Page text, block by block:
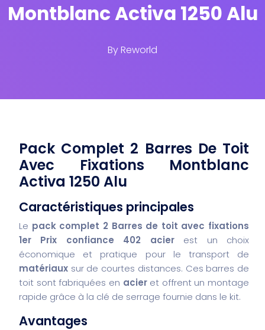
Montblanc Activa 1250 Alu
ByReworld
Pack Complet 2 Barres De Toit
Avec Fixations Montblanc
Activa 1250 Alu
Caractéristiques principales
Le pack complet 2 Barres de toit avec fixations
1er Prix confiance 402 acierest un choix
économique et pratique pour le transport de
matériaux sur de courtes distances. Ces barres de
toit sont fabriquées en acieret offrent un montage
rapide grâce à la clé de serrage fournie dans le kit.
Avantages